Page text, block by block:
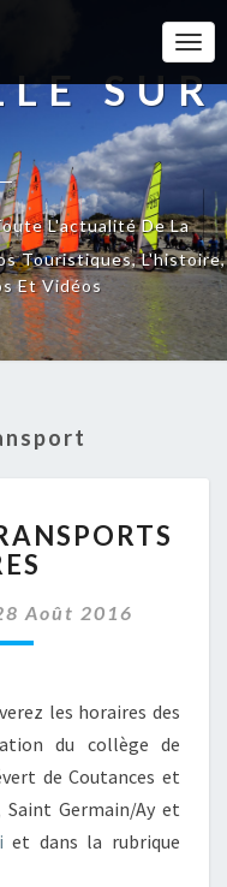
SUR
L'actualité De La
Touristiques, L'histoire,
Et Vidéos
Août 2016
les horaires des
du collège de
de Coutances et
Saint Germain/Ay et
et dans la rubrique